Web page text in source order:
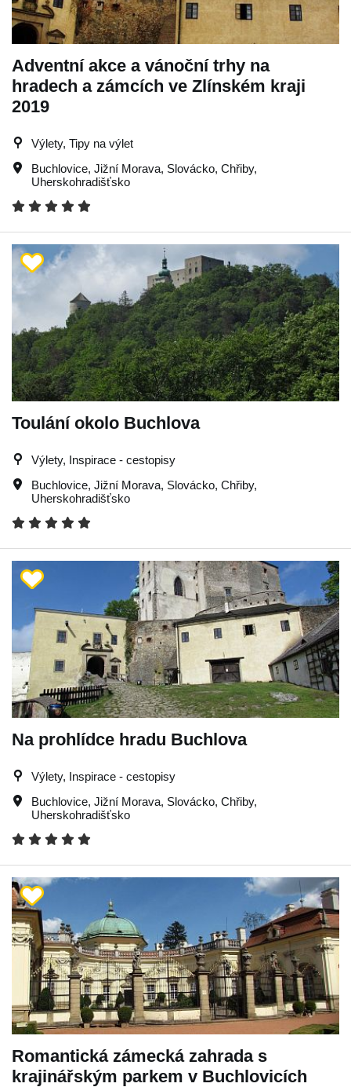
Adventní akce a vánoční trhy na
hradech a zámcích ve Zlínském kraji
2019
Výlety, Tipy na výlet
Buchlovice, Jižní Morava, Slovácko, Chřiby,
Uherskohradišťsko
Toulání okolo Buchlova
Výlety, Inspirace - cestopisy
Buchlovice, Jižní Morava, Slovácko, Chřiby,
Uherskohradišťsko
Na prohlídce hradu Buchlova
Výlety, Inspirace - cestopisy
Buchlovice, Jižní Morava, Slovácko, Chřiby,
Uherskohradišťsko
Romantická zámecká zahrada s
krajinářským parkem v Buchlovicích